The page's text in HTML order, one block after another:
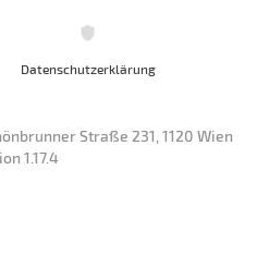
Datenschutzerklärung
Straße 231, 1120 Wien
1.17.4